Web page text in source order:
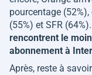
pourcentage
(55%) et SFR (64%).
rencontrent le
abonnement à
Après, reste à